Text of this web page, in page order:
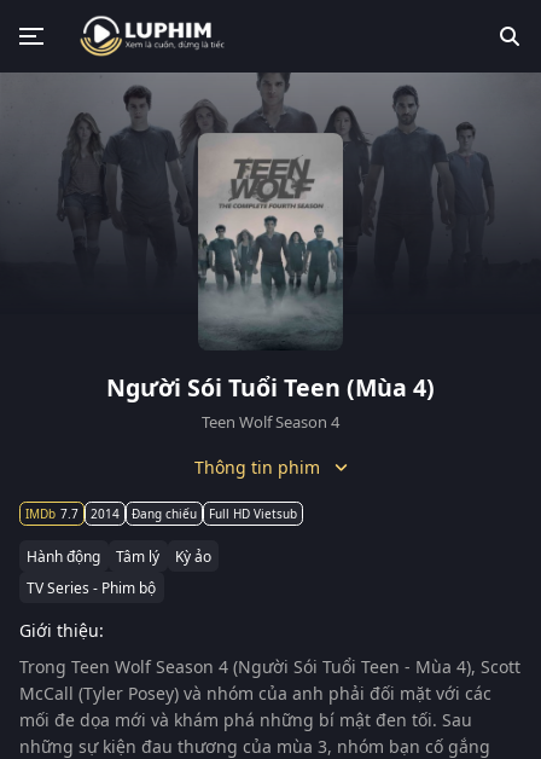
Người Sói Tuổi Teen (Mùa 4)
Teen Wolf Season 4
Thông tin phim
7.7 2014 Đang chiếu Full HD Vietsub
Hành động Tâm lý
Kỳ ảo
TV Series - Phim bộ
Giới thiệu:
Trong Teen Wolf Season 4 (Người Sói Tuổi Teen - Mùa 4), Scott
McCall (Tyler Posey) và nhóm của anh phải đối mặt với các
mối đe dọa mới và khám phá những bí mật đen tối. Sau
những sự kiện đau thương của mùa 3, nhóm bạn cố gắng